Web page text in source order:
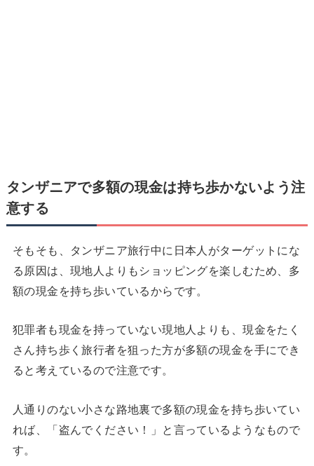
タンザニアで多額の現金は持ち歩かないよう注
意する
そもそも、タンザニア旅行中に日本人がターゲットにな
る原因は、現地人よりもショッピングを楽しむため、多
額の現金を持ち歩いているからです。
犯罪者も現金を持っていない現地人よりも、現金をたく
さん持ち歩く旅行者を狙った方が多額の現金を手にでき
ると考えているので注意です。
人通りのない小さな路地裏で多額の現金を持ち歩いてい
れば、「盗んでください！」と言っているようなもので
す。